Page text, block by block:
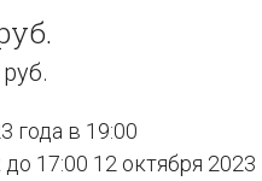
года в 19:00
17:00 12 октября 2023